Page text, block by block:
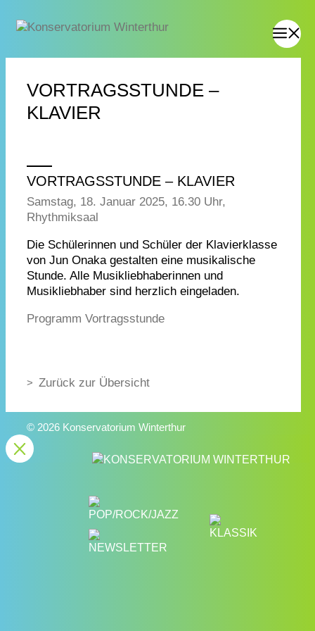
VORTRAGSSTUNDE –
KLAVIER
VORTRAGSSTUNDE – KLAVIER
Samstag, 18. Januar 2025, 16.30 Uhr,
Rhythmiksaal
Die Schülerinnen und Schüler der Klavierklasse
von Jun Onaka gestalten eine musikalische
Stunde. Alle Musikliebhaberinnen und
Musikliebhaber sind herzlich eingeladen.
Programm Vortragsstunde
Zurück zur Übersicht
© 2026 Konservatorium Winterthur